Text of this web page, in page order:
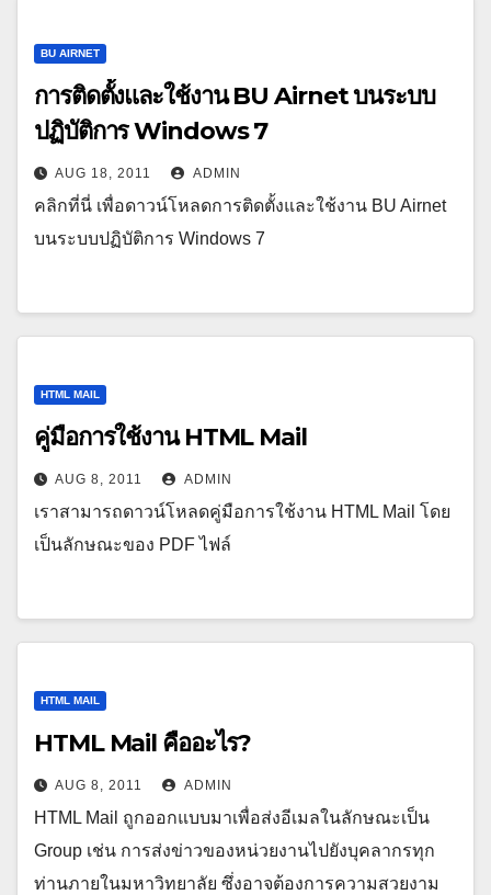
BU AIRNET
การติดตั้งและใช้งาน BU Airnet บนระบบ
ปฏิบัติการ Windows 7
AUG 18, 2011 ADMIN
คลิกที่นี่ เพื่อดาวน์โหลดการติดตั้งและใช้งาน BU Airnet
บนระบบปฏิบัติการ Windows 7
HTML MAIL
คู่มือการใช้งาน HTML Mail
AUG 8, 2011 ADMIN
เราสามารถดาวน์โหลดคู่มือการใช้งาน HTML Mail โดย
เป็นลักษณะของ PDF ไฟล์
HTML MAIL
HTML Mail คืออะไร?
AUG 8, 2011 ADMIN
HTML Mail ถูกออกแบบมาเพื่อส่งอีเมลในลักษณะเป็น
Group เช่น การส่งข่าวของหน่วยงานไปยังบุคลากรทุก
ท่านภายในมหาวิทยาลัย ซึ่งอาจต้องการความสวยงาม